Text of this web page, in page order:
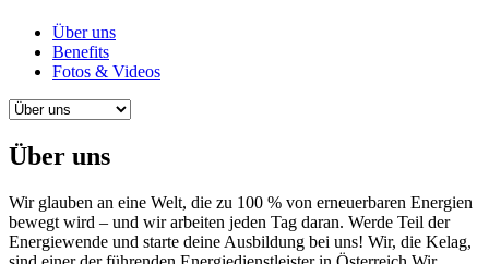
Über uns
Benefits
Fotos & Videos
Über uns
Wir glauben an eine Welt, die zu 100 % von erneuerbaren Energien
bewegt wird – und wir arbeiten jeden Tag daran. Werde Teil der
Energiewende und starte deine Ausbildung bei uns! Wir, die Kelag,